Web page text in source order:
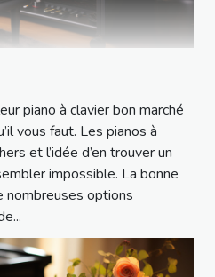
piano à clavier bon marché
vous faut. Les pianos à
et l’idée d’en trouver un
impossible. La bonne
nombreuses options